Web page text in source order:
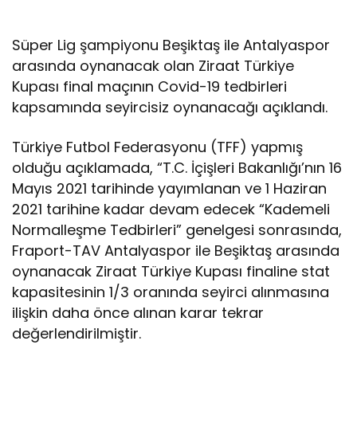
Süper Lig şampiyonu Beşiktaş ile Antalyaspor
arasında oynanacak olan Ziraat Türkiye
Kupası final maçının Covid-19 tedbirleri
kapsamında seyircisiz oynanacağı açıklandı.
Türkiye Futbol Federasyonu (TFF) yapmış
olduğu açıklamada, “T.C. İçişleri Bakanlığı’nın 16
Mayıs 2021 tarihinde yayımlanan ve 1 Haziran
2021 tarihine kadar devam edecek “Kademeli
Normalleşme Tedbirleri” genelgesi sonrasında,
Fraport-TAV Antalyaspor ile Beşiktaş arasında
oynanacak Ziraat Türkiye Kupası finaline stat
kapasitesinin 1/3 oranında seyirci alınmasına
ilişkin daha önce alınan karar tekrar
değerlendirilmiştir.